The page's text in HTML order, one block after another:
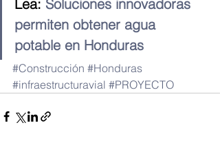
Lea: Soluciones innovadoras
permiten obtener agua
potable en Honduras
#Construcción #Honduras
#infraestructuravial #PROYECTO